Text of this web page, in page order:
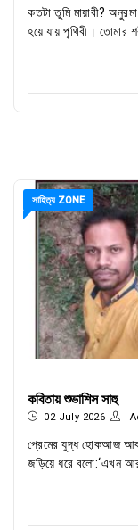
কতটা তুমি মায়াবী?
হয়ে যায় পৃথিবী। তোমার
সাহিত্য ZONE
কবিতায় শুভাশিস সাহু
02 July 2026
প্রেমের যুদ্ধ হোকআজ
জড়িয়ে ধরে বলো:‘এখন